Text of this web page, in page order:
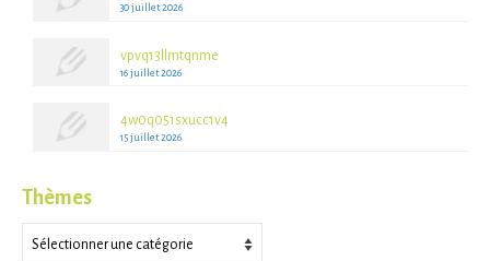
30 juillet 2026
vpvq13llmtqnme
16 juillet 2026
4w0q051sxucc1v4
15 juillet 2026
Thèmes
Thèmes